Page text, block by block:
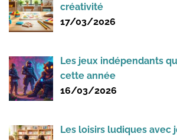
créativité
17/03/2026
Les jeux indépendants
cette année
16/03/2026
Les loisirs ludiques avec